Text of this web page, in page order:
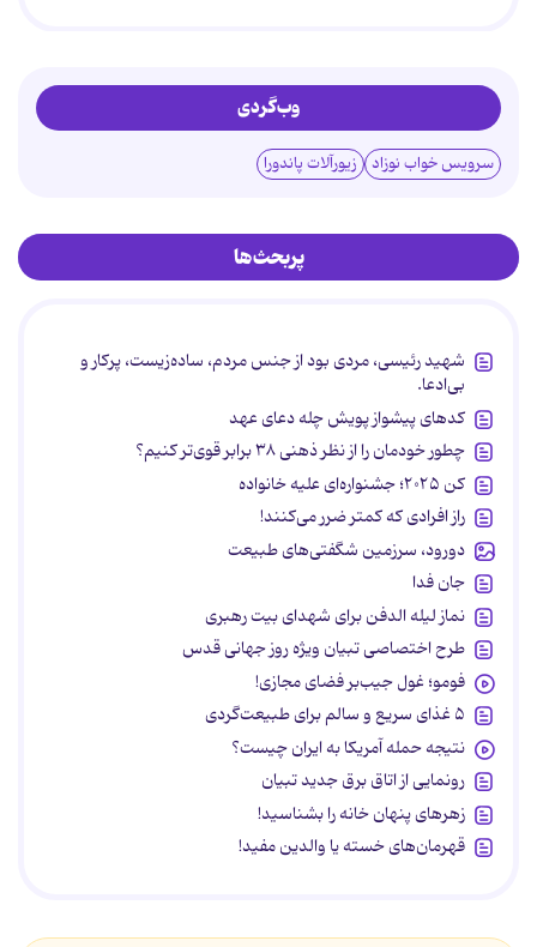
وب‌گردی
سرویس خواب نوزاد زیورآلات پاندورا
پربحث‌ها
شهید رئیسی، مردی بود از جنس مردم، ساده‌زیست، پرکار و
بی‌ادعا.
کدهای پیشواز پویش چله دعای عهد
چطور خودمان را از نظر ذهنی ۳۸ برابر قوی‌تر کنیم؟
کن ۲۰۲۵؛ جشنواره‌ای علیه خانواده
راز افرادی که کمتر ضرر می‌کنند!
دورود، سرزمین شگفتی‌های طبیعت
جان فدا
نماز لیله الدفن برای شهدای بیت رهبری
طرح اختصاصی تبیان ویژه روز جهانی قدس
فومو؛ غول جیب‌بر فضای مجازی!
۵ غذای سریع و سالم برای طبیعت‌گردی
نتیجه حمله آمریکا به ایران چیست؟
رونمایی از اتاق برق جدید تبیان
زهرهای پنهان خانه را بشناسید!
قهرمان‌های خسته یا والدین مفید!